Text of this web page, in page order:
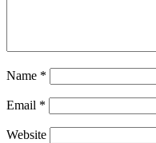
Name *
Email *
Website